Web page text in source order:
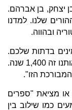
יצחק, בן אברהם.
שלנו. למדנו
ובהווה.
בדתות שלכם.
אנחנו נגד הכיבוש האסלאמי שדיכא אתכם ואותנו זה 1,400 שנה.
הזו".
או מציאת "ספרים
כמו שילוב בין